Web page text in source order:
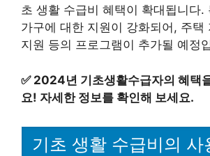
초 생활 수급비 혜택이 확대됩니다.
가구에 대한 지원이 강화되어, 주택
지원 등의 프로그램이 추가될 예정
✅ 2024년 기초생활수급자의 혜택
요! 자세한 정보를 확인해 보세요.
기초 생활 수급비의 사